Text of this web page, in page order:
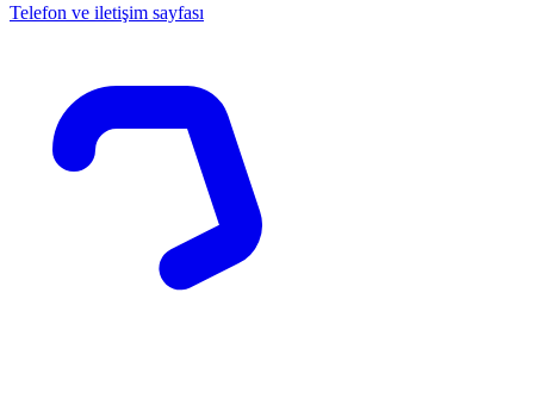
Telefon ve iletişim sayfası